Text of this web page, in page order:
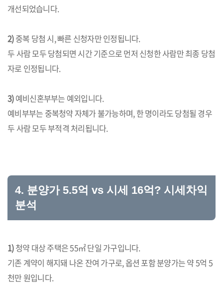
개선되었습니다.
2)중복 당첨 시, 빠른 신청자만 인정됩니다.
두 사람 모두 당첨되면 시간 기준으로 먼저 신청한 사람만 최종 당첨
자로 인정됩니다.
3)예비신혼부부는 예외입니다.
예비부부는 중복청약 자체가 불가능하며, 한 명이라도 당첨될 경우
두 사람 모두 부적격 처리됩니다.
4. 분양가 5.5억 vs 시세 16억? 시세차익
분석
1)청약 대상 주택은 55㎡ 단일 가구입니다.
기존 계약이 해지돼 나온 잔여 가구로, 옵션 포함 분양가는 약 5억 5
천만 원입니다.